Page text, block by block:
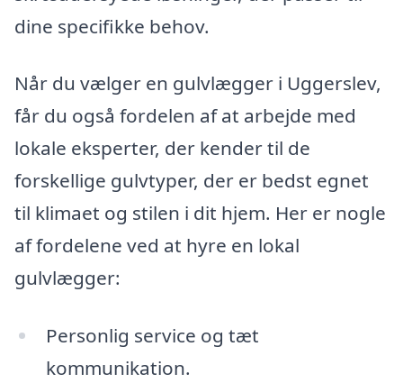
dine specifikke behov.
Når du vælger en gulvlægger i Uggerslev,
får du også fordelen af at arbejde med
lokale eksperter, der kender til de
forskellige gulvtyper, der er bedst egnet
til klimaet og stilen i dit hjem. Her er nogle
af fordelene ved at hyre en lokal
gulvlægger:
Personlig service og tæt
kommunikation.